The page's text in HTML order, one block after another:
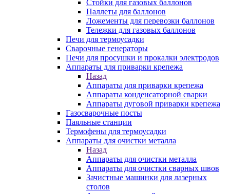
Стойки для газовых баллонов
Паллеты для баллонов
Ложементы для перевозки баллонов
Тележки для газовых баллонов
Печи для термоусадки
Сварочные генераторы
Печи для просушки и прокалки электродов
Аппараты для приварки крепежа
Назад
Аппараты для приварки крепежа
Аппараты конденсаторной сварки
Аппараты дуговой приварки крепежа
Газосварочные посты
Паяльные станции
Термофены для термоусадки
Аппараты для очистки металла
Назад
Аппараты для очистки металла
Аппараты для очистки сварных швов
Зачистные машинки для лазерных
столов